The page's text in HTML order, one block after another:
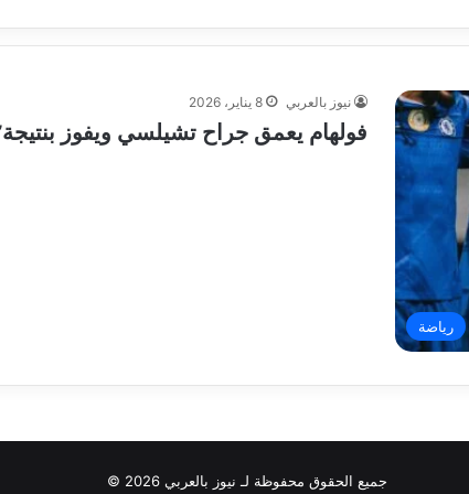
رياضة
نيوز بالعربي 8 يناير، 2026
فولهام يعمق جراح تشيلسي ويفوز بنتيجة١/٢
جميع الحقوق محفوظة لـ نيوز بالعربي 2026 ©